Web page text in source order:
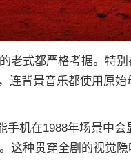
老式都严格考据。特别
连背景音乐都使用原始
手机在1988年场景中会
这种贯穿全剧的视觉